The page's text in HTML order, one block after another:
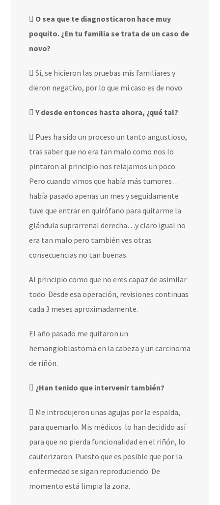
O sea que te diagnosticaron hace muy
poquito. ¿En tu familia se trata de un caso de
novo?
Si, se hicieron las pruebas mis familiares y
dieron negativo, por lo que mi caso es de novo.
Y desde entonces hasta ahora, ¿qué tal?
Pues ha sido un proceso un tanto angustioso,
tras saber que no era tan malo como nos lo
pintaron al principio nos relajamos un poco.
Pero cuando vimos que había más tumores…
había pasado apenas un mes y seguidamente
tuve que entrar en quirófano para quitarme la
glándula suprarrenal derecha…y claro igual no
era tan malo pero también ves otras
consecuencias no tan buenas.
Al principio como que no eres capaz de asimilar
todo. Desde esa operación, revisiones continuas
cada 3 meses aproximadamente.
El año pasado me quitaron un
hemangioblastoma en la cabeza y un carcinoma
de riñón.
¿Han tenido que intervenir también?
Me introdujeron unas agujas por la espalda,
para quemarlo. Mis médicos lo han decidido así
para que no pierda funcionalidad en el riñón, lo
cauterizaron. Puesto que es posible que por la
enfermedad se sigan reproduciendo. De
momento está limpia la zona.